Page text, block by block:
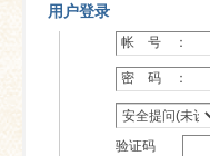
用户登录
帐 号 ：
密 码 ：
验证码